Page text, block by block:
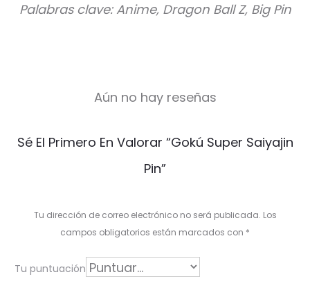
Palabras clave: Anime, Dragon Ball Z, Big Pin
V
a
c
Aún no hay reseñas
Sé El Primero En Valorar “Gokú Super Saiyajin
Pin”
Tu dirección de correo electrónico no será publicada. Los
campos obligatorios están marcados con *
Tu puntuación